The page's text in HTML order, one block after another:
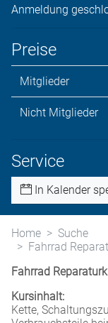
Anmeldung
Preise
Mitglieder
Nicht Mitglieder
Service
In Kalender
Home
Suche
Fahrrad
Fahrrad
Kursinhalt:
Kette,